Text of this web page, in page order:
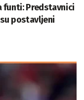
Predstavnici
postavljeni